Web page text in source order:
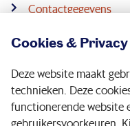
Cookies & Privacy
Deze website maakt
technieken. Deze
functionerende website
gebruikersvoorkeuren.
Contactgegevens
Pensioenconsulenten
Digitale post